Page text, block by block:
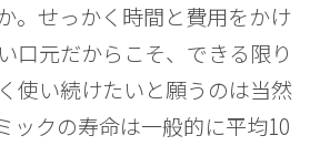
。せっかく時間と費用をかけ
口元だからこそ、できる限り
使い続けたいと願うのは当然
ックの寿命は一般的に平均10